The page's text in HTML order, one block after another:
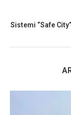
Sistemi “Safe